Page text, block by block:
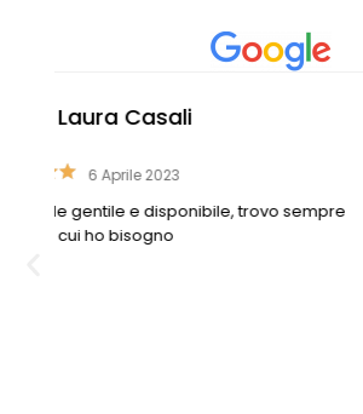
Nazzareno Romitelli
Una Merceria straordinaria , ottimo
assortimento di accessori moda ,